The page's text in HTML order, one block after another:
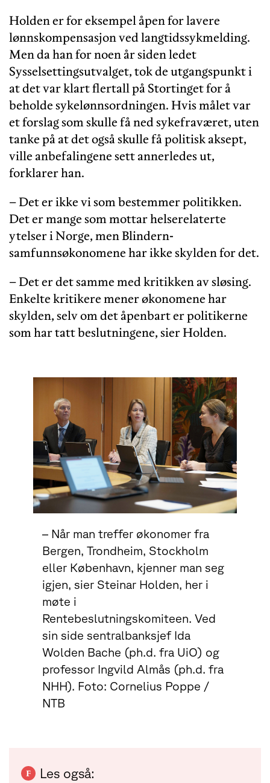
Holden er for eksempel åpen for lavere
lønnskompensasjon ved langtidssykmelding.
Men da han for noen år siden ledet
Sysselsettingsutvalget, tok de utgangspunkt i
at det var klart flertall på Stortinget for å
beholde sykelønnsordningen. Hvis målet var
et forslag som skulle få ned sykefraværet, uten
tanke på at det også skulle få politisk aksept,
ville anbefalingene sett annerledes ut,
forklarer han.
– Det er ikke vi som bestemmer politikken.
Det er mange som mottar helserelaterte
ytelser i Norge, men Blindern-
samfunnsøkonomene har ikke skylden for det.
– Det er det samme med kritikken av sløsing.
Enkelte kritikere mener økonomene har
skylden, selv om det åpenbart er politikerne
som har tatt beslutningene, sier Holden.
– Når man treffer økonomer fra
Bergen, Trondheim, Stockholm
eller København, kjenner man seg
igjen, sier Steinar Holden, her i
møte i
Rentebeslutningskomiteen. Ved
sin side sentralbanksjef Ida
Wolden Bache (ph.d. fra UiO) og
professor Ingvild Almås (ph.d. fra
NHH). Foto: Cornelius Poppe /
NTB
Les også: